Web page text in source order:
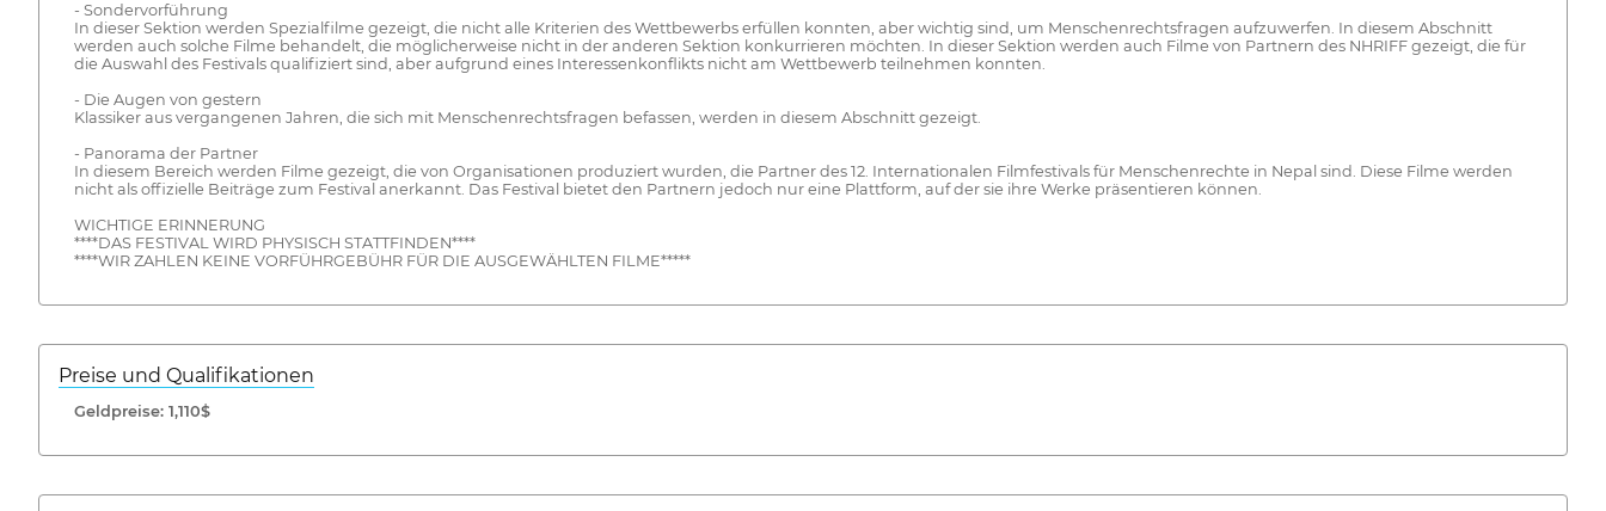
- Sondervorführung
In dieser Sektion werden Spezialfilme gezeigt, die nicht alle Kriterien des Wettbewerbs erfüllen konnten, aber wichtig sind, um Menschenrechtsfragen aufzuwerfen. In diesem Abschnitt
werden auch solche Filme behandelt, die möglicherweise nicht in der anderen Sektion konkurrieren möchten. In dieser Sektion werden auch Filme von Partnern des NHRIFF gezeigt, die für
die Auswahl des Festivals qualifiziert sind, aber aufgrund eines Interessenkonflikts nicht am Wettbewerb teilnehmen konnten.
- Die Augen von gestern
Klassiker aus vergangenen Jahren, die sich mit Menschenrechtsfragen befassen, werden in diesem Abschnitt gezeigt.
- Panorama der Partner
In diesem Bereich werden Filme gezeigt, die von Organisationen produziert wurden, die Partner des 12. Internationalen Filmfestivals für Menschenrechte in Nepal sind. Diese Filme werden
nicht als offizielle Beiträge zum Festival anerkannt. Das Festival bietet den Partnern jedoch nur eine Plattform, auf der sie ihre Werke präsentieren können.
WICHTIGE ERINNERUNG
****DAS FESTIVAL WIRD PHYSISCH STATTFINDEN****
****WIR ZAHLEN KEINE VORFÜHRGEBÜHR FÜR DIE AUSGEWÄHLTEN FILME*****
Preise und Qualifikationen
Geldpreise: 1,110$